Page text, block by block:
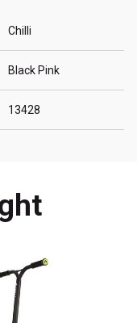
Chilli
Black Pink
13428